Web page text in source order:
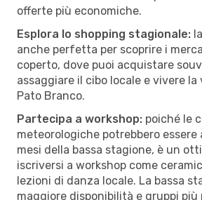
offerte più economiche.
Esplora lo shopping stagionale:
anche perfetta per scoprire i
coperto, dove puoi acquistare
assaggiare il cibo locale e vivere
Pato Branco.
Partecipa a workshop: poiché le
meteorologiche potrebbero
mesi della bassa stagione, è un
iscriversi a workshop come
lezioni di danza locale. La bassa
maggiore disponibilità e gruppi più